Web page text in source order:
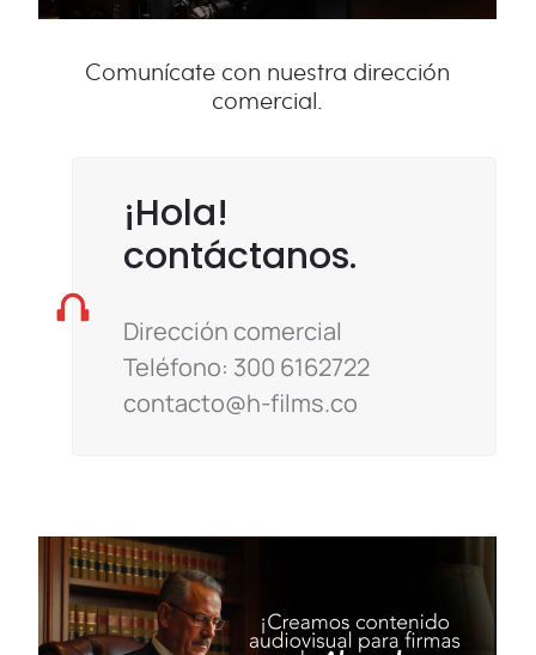
Comunícate con nuestra dirección
comercial.
¡Hola!
contáctanos.
Dirección comercial
Teléfono: 300 6162722
contacto@h-films.co